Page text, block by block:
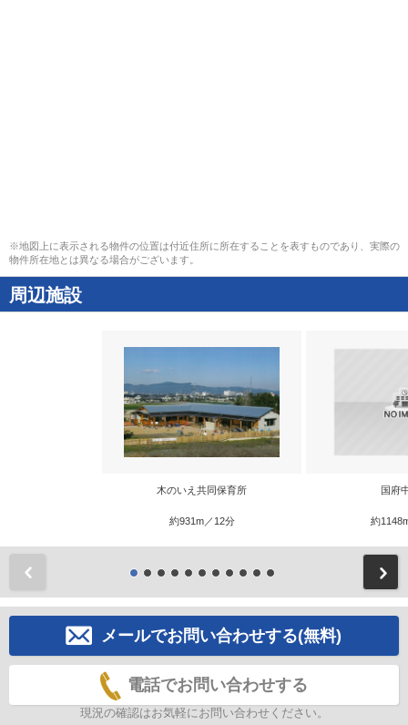
※地図上に表示される物件の位置は付近住所に所在することを表すものであり、実際の
物件所在地とは異なる場合がございます。
周辺施設
木のいえ共同保育所
約931m／12分
国府
約
メールでお問い合わせする(無料)
電話でお問い合わせする
現況の確認はお気軽にお問い合わせください。